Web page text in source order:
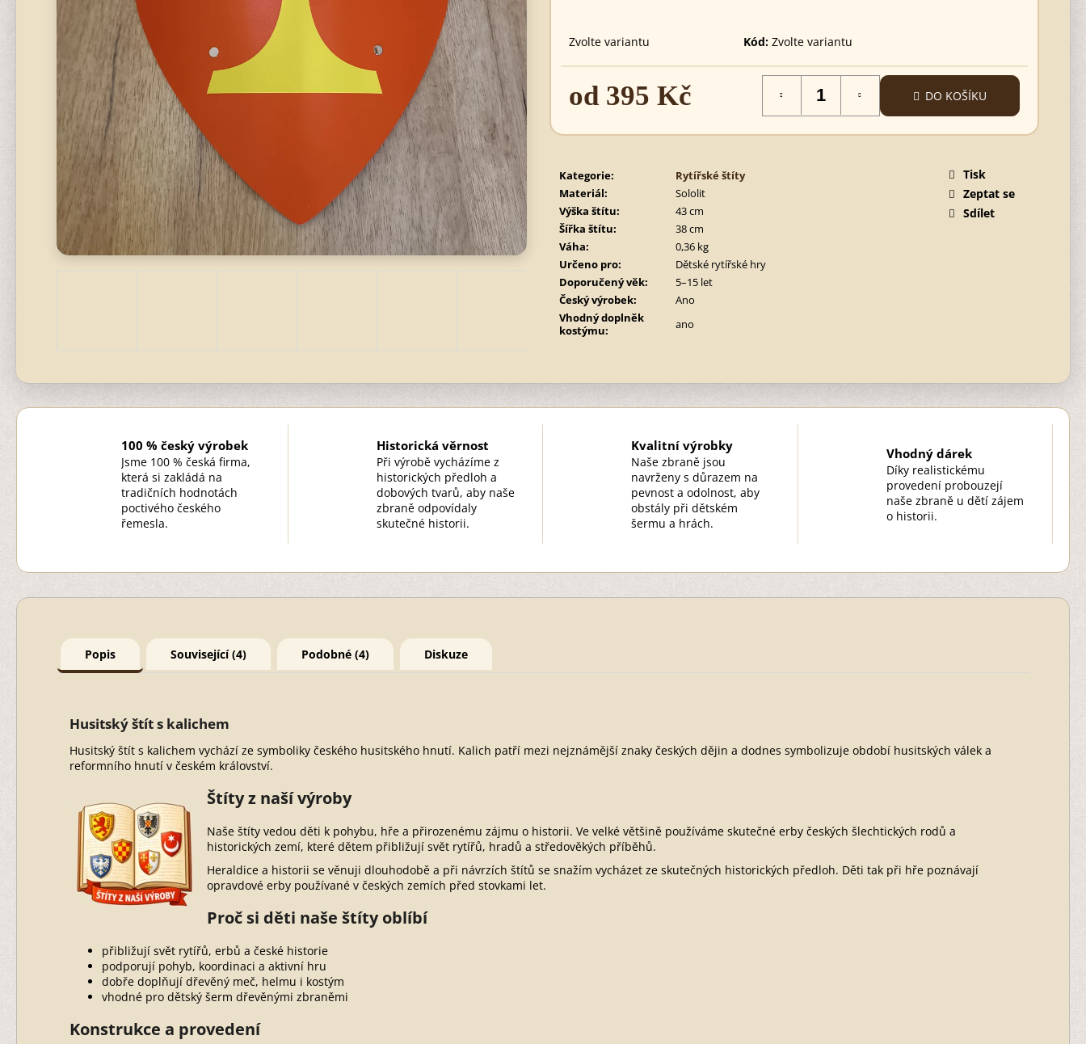
Zvolte variantu Kód: Zvolte variantu
od 395 Kč
cena:
DO KOŠÍKU
Kategorie:
Rytířské štíty
Materiál:
Sololit
Výška štítu:
43 cm
Šířka štítu:
38 cm
Váha:
0,36 kg
Určeno pro:
Dětské rytířské hry
Doporučený věk:
5–15 let
Český výrobek:
Ano
Vhodný doplněk
kostýmu: ano
Tisk
Zeptat se
Sdílet
100 % český výrobek
Jsme 100 % česká firma,
která si zakládá na
tradičních hodnotách
poctivého českého
řemesla.
Historická věrnost
Při výrobě vycházíme z
historických předloh a
dobových tvarů, aby naše
zbraně odpovídaly
skutečné historii.
Kvalitní výrobky
Naše zbraně jsou
navrženy s důrazem na
pevnost a odolnost, aby
obstály při dětském
šermu a hrách.
Vhodný dárek
Díky realistickému
provedení probouzejí
naše zbraně u dětí zájem
o historii.
Popis Související (4) Podobné (4) Diskuze
Husitský štít s kalichem
Husitský štít s kalichem vychází ze symboliky českého husitského hnutí. Kalich patří mezi nejznámější znaky českých dějin a dodnes symbolizuje období husitských válek a
reformního hnutí v českém království.
Štíty z naší výroby
Naše štíty vedou děti k pohybu, hře a přirozenému zájmu o historii. Ve velké většině používáme skutečné erby českých šlechtických rodů a
historických zemí, které dětem přibližují svět rytířů, hradů a středověkých příběhů.
Heraldice a historii se věnuji dlouhodobě a při návrzích štítů se snažím vycházet ze skutečných historických předloh. Děti tak při hře poznávají
opravdové erby používané v českých zemích před stovkami let.
Proč si děti naše štíty oblíbí
přibližují svět rytířů, erbů a české historie
podporují pohyb, koordinaci a aktivní hru
dobře doplňují dřevěný meč, helmu i kostým
vhodné pro dětský šerm dřevěnými zbraněmi
Konstrukce a provedení
620 Kč